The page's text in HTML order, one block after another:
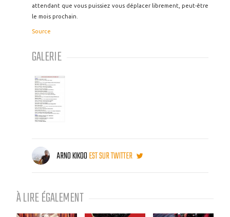
attendant que vous puissiez vous déplacer librement, peut-être
le mois prochain.
Source
GALERIE
ARNO KIKOOEST SUR TWITTER
À LIRE ÉGALEMENT